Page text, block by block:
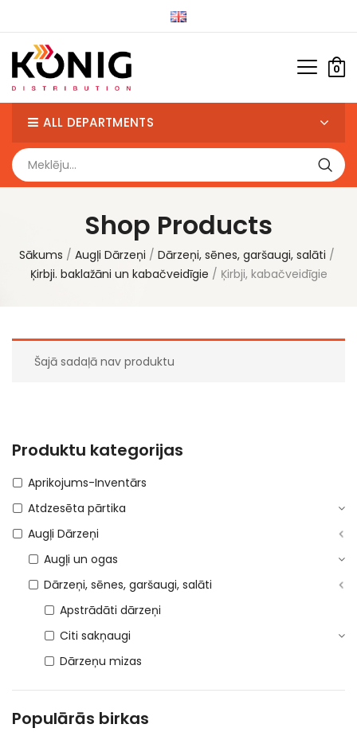
0
ALL DEPARTMENTS
Shop Products
Sākums Augļi Dārzeņi
Dārzeņi, sēnes, garšaugi, salāti
Ķirbji. baklažāni un kabačveidīgie
Ķirbji, kabačveidīgie
Šajā sadaļā nav produktu
Produktu kategorijas
Aprikojums-Inventārs
Atdzesēta pārtika
Augļi Dārzeņi
Augļi un ogas
Dārzeņi, sēnes, garšaugi, salāti
Apstrādāti dārzeņi
Citi sakņaugi
Dārzeņu mizas
Garšaugi 21%
Garšaugi 5%
Populārās birkas